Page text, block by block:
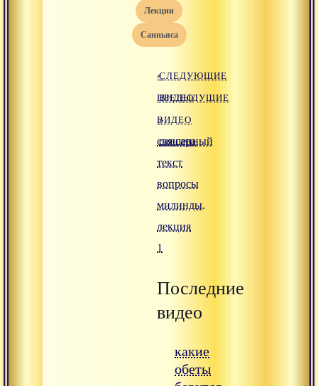
лекции
санньяса
«
ПРЕДЫДУЩИЕ
ВИДЕО
священный
текст
вопросы
милинды.
лекция
1
СЛЕДУЮЩИЕ
ВИДЕО
»
сансара
Последние
видео
какие
обеты